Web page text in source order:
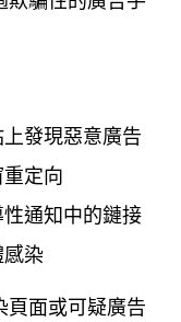
發現惡意廣告
定向
通知中的鏈接
感染
頁面或可疑廣告